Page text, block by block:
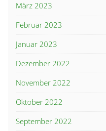
März 2023
Februar 2023
Januar 2023
Dezember 2022
November 2022
Oktober 2022
September 2022